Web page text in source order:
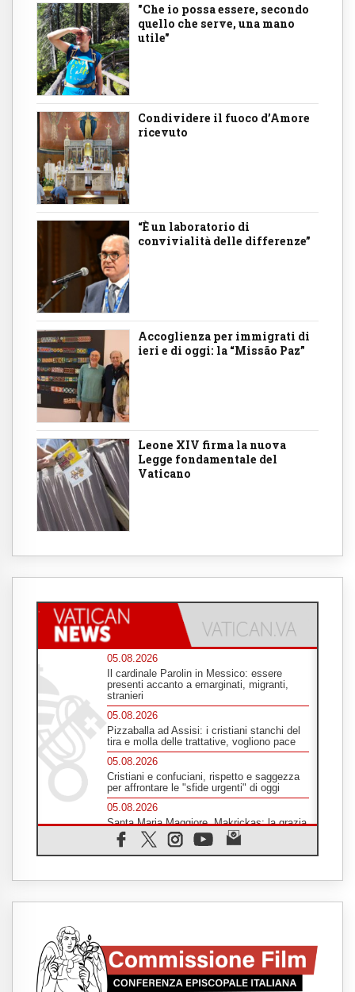
"Che io possa essere, secondo
quello che serve, una mano
utile"
Condividere il fuoco d’Amore
ricevuto
“È un laboratorio di
convivialità delle differenze”
Accoglienza per immigrati di
ieri e di oggi: la “Missão Paz”
Leone XIV firma la nuova
Legge fondamentale del
Vaticano
05.08.2026
Il cardinale Parolin in Messico: essere
presenti accanto a emarginati, migranti,
stranieri
05.08.2026
Pizzaballa ad Assisi: i cristiani stanchi del
tira e molla delle trattative, vogliono pace
05.08.2026
Cristiani e confuciani, rispetto e saggezza
per affrontare le "sfide urgenti" di oggi
05.08.2026
Santa Maria Maggiore, Makrickas: la grazia
di Dio scende ancora sul mondo
05.08.2026
social non saziano, vogliamo cose grandi"
05.08.2026
05.08.2026
Dal Papa all'udienza generale la forza del
"circolo degli eroi"